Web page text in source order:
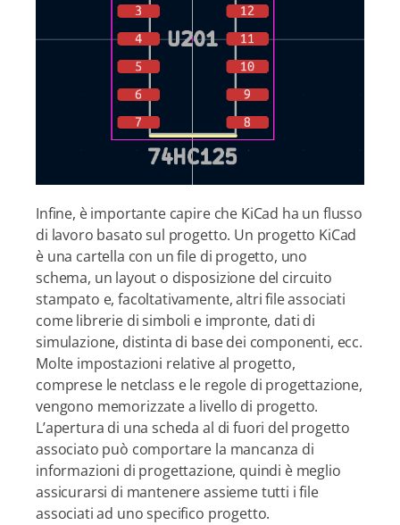
Infine, è importante capire che KiCad ha un flusso
di lavoro basato sul progetto. Un progetto KiCad
è una cartella con un file di progetto, uno
schema, un layout o disposizione del circuito
stampato e, facoltativamente, altri file associati
come librerie di simboli e impronte, dati di
simulazione, distinta di base dei componenti, ecc.
Molte impostazioni relative al progetto,
comprese le netclass e le regole di progettazione,
vengono memorizzate a livello di progetto.
L’apertura di una scheda al di fuori del progetto
associato può comportare la mancanza di
informazioni di progettazione, quindi è meglio
assicurarsi di mantenere assieme tutti i file
associati ad uno specifico progetto.